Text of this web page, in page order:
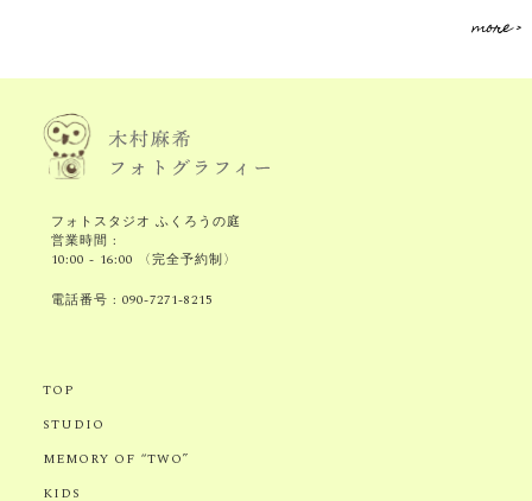
more >
フォトスタジオ ふくろうの庭
営業時間 :
10:00 - 16:00 〈完全予約制〉
電話番号 :090-7271-8215
TOP
STUDIO
MEMORY OF “TWO”
KIDS